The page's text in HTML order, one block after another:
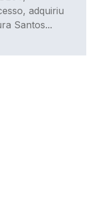
adquiriu
Santos...